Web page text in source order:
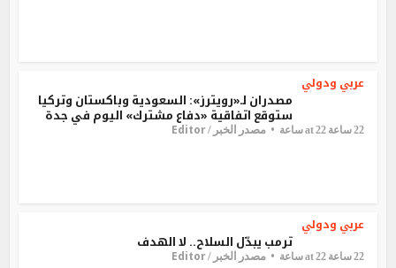
عربي ودولي
مصدران لـ«رويترز»: السعودية وباكستان وتركيا
ستوقع اتفاقية «دفاع مشترك» اليوم في جدة
22 ساعة at 22 ساعة مصدر الخبر /Editor
عربي ودولي
ترمب يبدّل السلاح.. لا الهدف
22 ساعة at 22 ساعة مصدر الخبر /Editor